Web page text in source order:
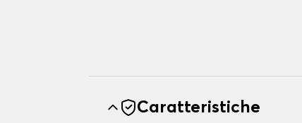
Caratteristiche